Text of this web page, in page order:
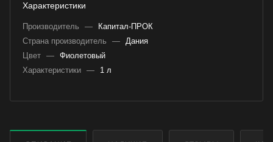
Характеристики
Производитель —
Капитал-ПРОК
Страна производитель
— Дания
Цвет — Фиолетовый
Характеристики — 1 л